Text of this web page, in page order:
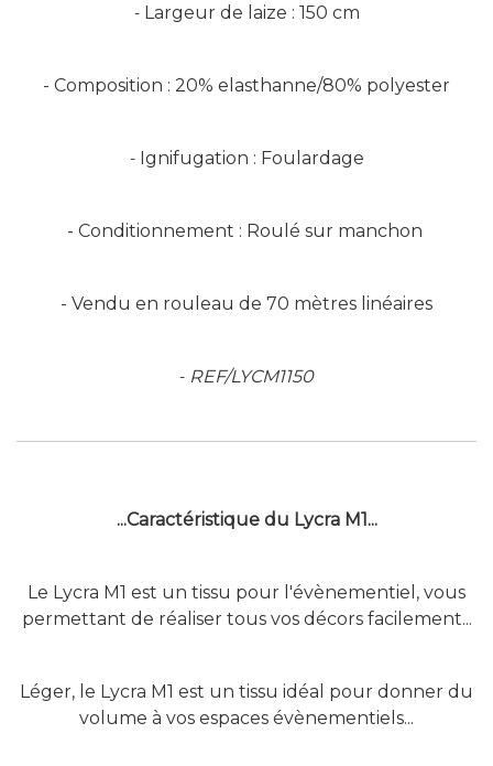
- Largeur de laize : 150 cm
- Composition : 20% elasthanne/80% polyester
- Ignifugation : Foulardage
- Conditionnement : Roulé sur manchon
- Vendu en rouleau de 70 mètres linéaires
- REF/LYCM1150
...Caractéristique du Lycra M1...
Le Lycra M1 est un tissu pour l'évènementiel, vous
permettant de réaliser tous vos décors facilement...
Léger, le Lycra M1 est un tissu idéal pour donner du
volume à vos espaces évènementiels...